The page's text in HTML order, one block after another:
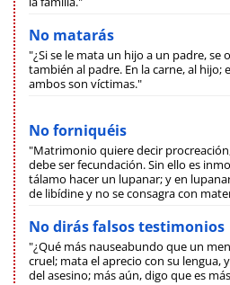
No matarás
"¿Si se le mata un hijo a un padre, se
también al padre. En la carne, al hijo;
ambos son víctimas."
No forniquéis
"Matrimonio quiere decir
debe ser fecundación. Sin ello es
tálamo hacer un lupanar; y en
de libídine y no se consagra con
No dirás falsos testimonios
"¿Qué más nauseabundo que un
cruel; mata el aprecio con su lengua,
del asesino; más aún, digo que es